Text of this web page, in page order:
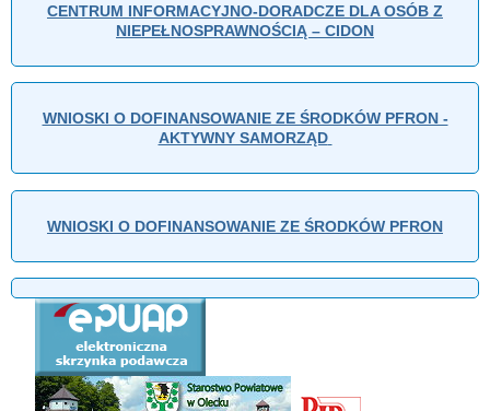
CENTRUM INFORMACYJNO-DORADCZE DLA OSÓB Z
NIEPEŁNOSPRAWNOŚCIĄ – CIDON
WNIOSKI O DOFINANSOWANIE ZE ŚRODKÓW PFRON -
AKTYWNY SAMORZĄD
WNIOSKI O DOFINANSOWANIE ZE ŚRODKÓW PFRON